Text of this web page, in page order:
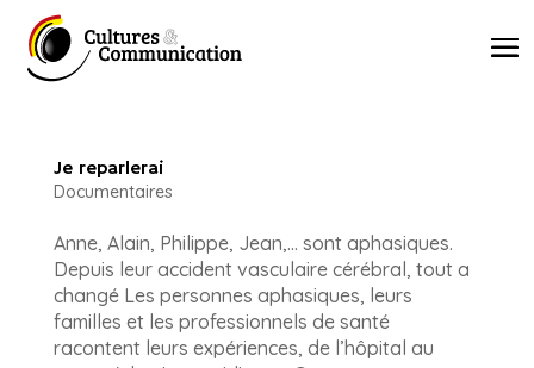
Je reparlerai
Documentaires
Anne, Alain, Philippe, Jean,… sont aphasiques.
Depuis leur accident vasculaire cérébral, tout a
changé Les personnes aphasiques, leurs
familles et les professionnels de santé
racontent leurs expériences, de l’hôpital au